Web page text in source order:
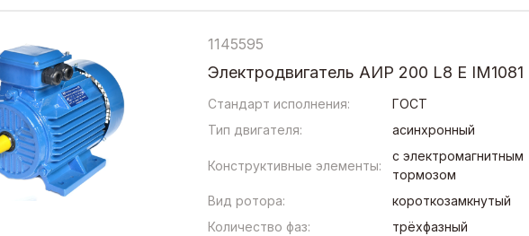
1145595
Электродвигатель АИР 200 L8 Е IM1081
Стандарт исполнения:
ГОСТ
Тип двигателя:
асинхронный
Конструктивные элементы:
с электромагнитным
тормозом
Вид ротора:
короткозамкнутый
Количество фаз:
трёхфазный